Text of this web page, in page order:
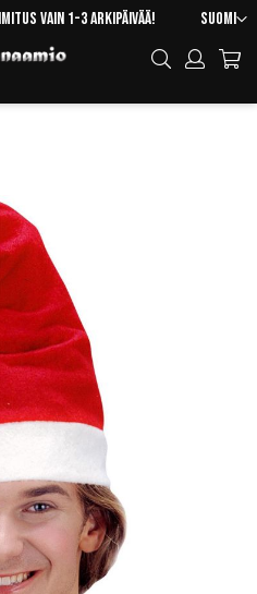
Skip
Content
Kieli
Suomi
vain 1-3 arkipäivää!
Hae